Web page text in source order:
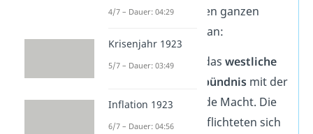
führten jeweils einen ganzen
Block von Ländern an:
DieNATO war das westliche
Verteidigungsbündnismit der
USA als führende Macht. Die
Mitglieder verpflichteten sich
4/7 – Dauer: 04:29
Krisenjahr 1923
5/7 – Dauer: 03:49
Inflation 1923
6/7 – Dauer: 04:56